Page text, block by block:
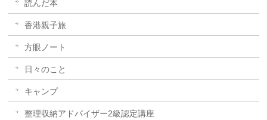
読んだ本
香港親子旅
方眼ノート
日々のこと
キャンプ
整理収納アドバイザー2級認定講座